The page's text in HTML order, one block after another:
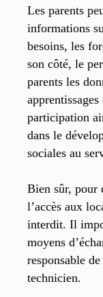
Les parents
informations
besoins, les
son côté, le
parents les
participation
dans le
sociales au
Bien sûr, pour
l’accès aux
interdit. Il
moyens
responsable
technicien.